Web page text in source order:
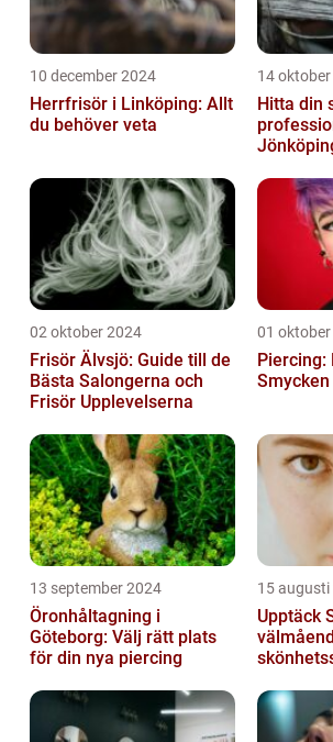
10 december 2024
Herrfrisör i Linköping: Allt
du behöver veta
14
Hitta din
02 oktober 2024
Frisör Älvsjö: Guide till de
Bästa Salongerna och
Frisör Upplevelserna
01
Piercing:
Smycken
13 september 2024
Öronhåltagning i
Göteborg: Välj rätt plats
för din nya piercing
15 augusti
Upptäck